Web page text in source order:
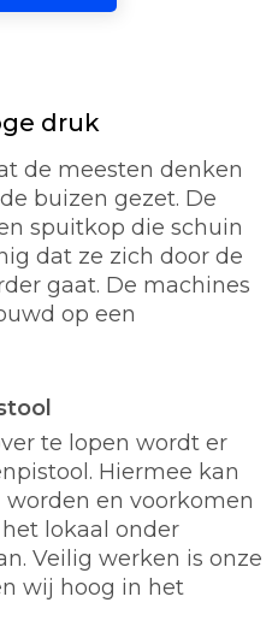
druk
de meesten denken
buizen gezet. De
spuitkop die schuin
dat ze zich door de
gaat. De machines
op een
te lopen wordt er
Hiermee kan
en voorkomen
lokaal onder
Veilig werken is onze
wij hoog in het